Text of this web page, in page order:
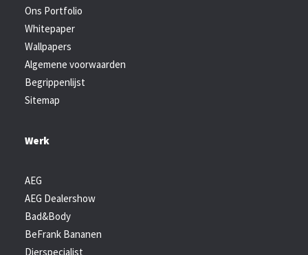
Ons Portfolio
Whitepaper
Wallpapers
Algemene voorwaarden
Begrippenlijst
Sitemap
Werk
AEG
AEG Dealershow
Bad&Body
BeFrank Bananen
Dierspecialist